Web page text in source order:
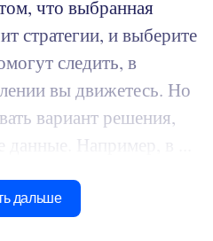
что выбранная
стратегии, и выберите
следить, в
вы движетесь. Но
вариант решения,
данные. Например, в ...
дальше